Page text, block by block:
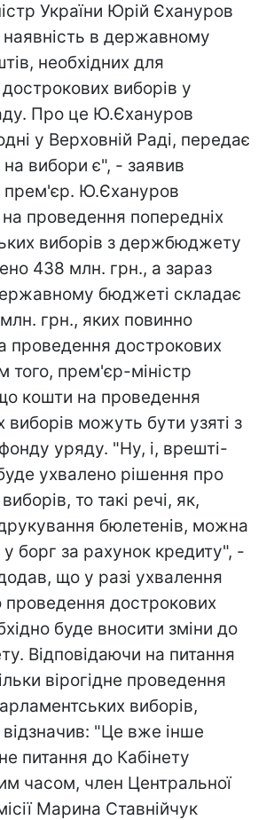
України Юрій Єхануров
наявність в державному
необхідних для
виборів у
Про це Ю.Єхануров
у Верховній Раді, передає
на вибори є", - заявив
прем'єр. Ю.Єхануров
проведення попередніх
виборів з держбюджету
438 млн. грн., а зараз
бюджеті складає
грн., яких повинно
проведення дострокових
того, прем'єр-міністр
кошти на проведення
виборів можуть бути узяті з
уряду. "Ну, і, врешті-
ухвалено рішення про
то такі речі, як,
бюлетенів, можна
борг за рахунок кредиту", -
що у разі ухвалення
проведення дострокових
буде вносити зміни до
Відповідаючи на питання
вірогідне проведення
виборів,
"Це вже інше
питання до Кабінету
часом, член Центральної
Марина Ставнійчук